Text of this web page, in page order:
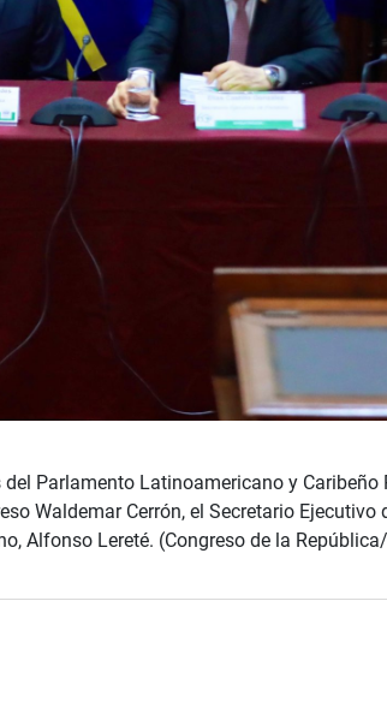
Parlamento Latinoamericano y Caribeño
Waldemar Cerrón, el Secretario
Alfonso Lereté. (Congreso de la